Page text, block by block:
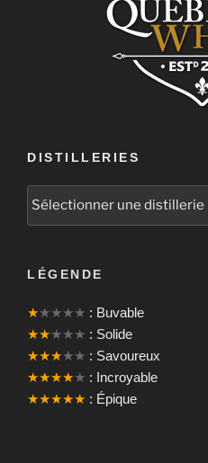
DISTILLERIES
LÉGENDE
★★★★★ : Buvable
★★★★★ : Solide
★★★★★ : Savoureux
★★★★★ : Incroyable
★★★★★ : Épique